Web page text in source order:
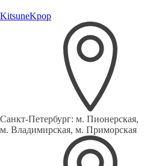
KitsuneKpop
Санкт-Петербург: м. Пионерская,
м. Владимирская, м. Приморская